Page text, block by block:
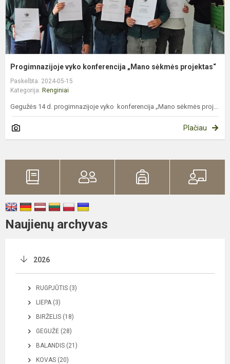
Progimnazijoje vyko konferencija „Mano sėkmės projektas“
Paskelbta: 2024-05-15
Kategorija: Renginiai
Gegužės 14 d. progimnazijoje vyko konferencija „Mano sėkmės proj...
Plačiau
Naujienų archyvas
2026
RUGPJŪTIS (3)
LIEPA (3)
BIRŽELIS (18)
GEGUŽĖ (28)
BALANDIS (21)
KOVAS (20)